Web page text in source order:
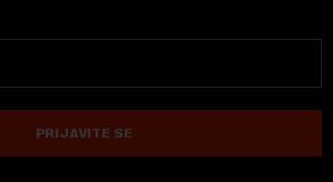
PRIJAVITE SE